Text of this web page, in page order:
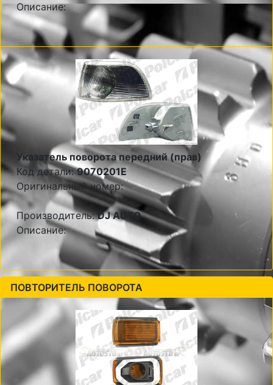
Описание:
Указатель поворота передний (прав)
Код детали:9070201E
Оригинальный номер:
Производитель:DJ AUTO
Описание:
ПОВТОРИТЕЛЬ ПОВОРОТА